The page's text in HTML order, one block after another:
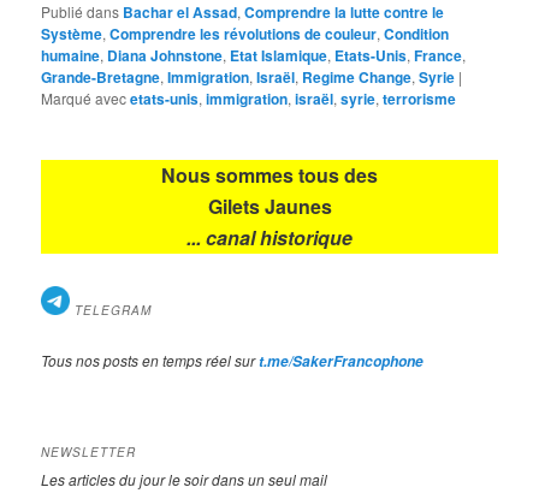
Publié dans Bachar el Assad,Comprendre la lutte contre le
Système,Comprendre les révolutions de couleur,Condition
humaine, Diana Johnstone, Etat Islamique, Etats-Unis,France,
Grande-Bretagne,Immigration,Israël, Regime Change,Syrie |
Marqué avecetats-unis,immigration,israël,syrie,terrorisme
Nous sommes tous des
Gilets Jaunes
... canal historique
TELEGRAM
Tous nos posts en temps réel surt.me/SakerFrancophone
NEWSLETTER
Les articles du jour le soir dans un seul mail